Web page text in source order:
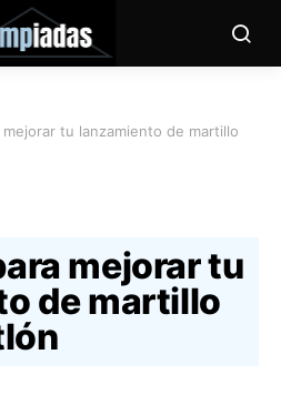
tu lanzamiento de martillo
mejorar tu
de martillo